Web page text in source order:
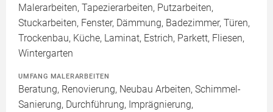
Malerarbeiten, Tapezierarbeiten, Putzarbeiten,
Stuckarbeiten, Fenster, Dämmung, Badezimmer, Türen,
Trockenbau, Küche, Laminat, Estrich, Parkett, Fliesen,
Wintergarten
UMFANG MALERARBEITEN
Beratung, Renovierung, Neubau Arbeiten, Schimmel-
Sanierung, Durchführung, Imprägnierung,